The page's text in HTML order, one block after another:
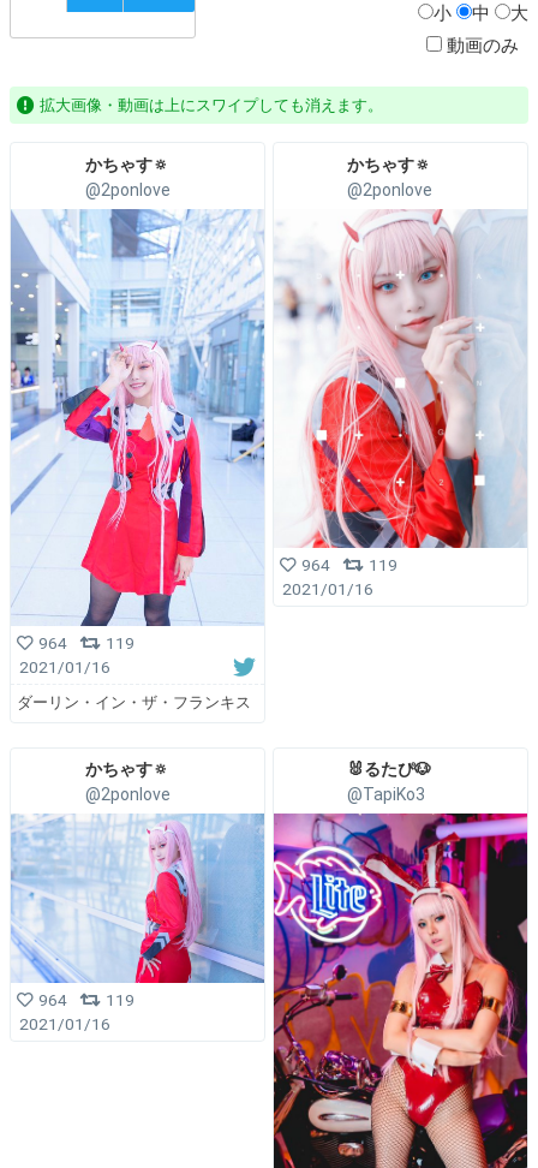
小
中
大
動画のみ
拡大画像・動画は上にスワイプしても消えます。
かちゃす🔅
@2ponlove
964
119
2021/01/16
ダーリン・イン・ザ・フランキス
かちゃす🔅
@2ponlove
964
119
2021/01/16
かちゃす🔅
@2ponlove
964
119
2021/01/16
🐰るたぴ🐶
@TapiKo3